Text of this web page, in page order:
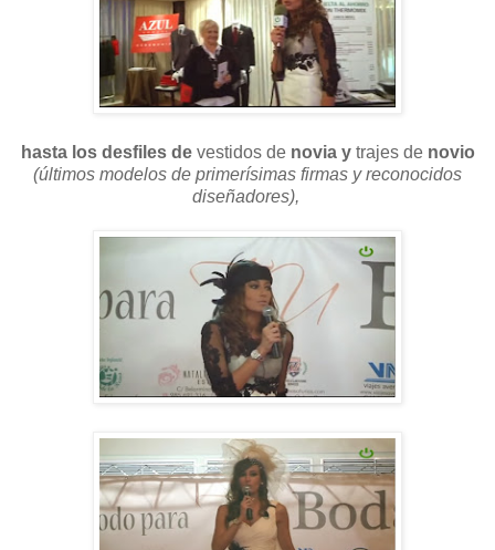
hasta los desfiles devestidos de novia ytrajes denovio
(últimos modelos de primerísimas firmas y reconocidos
diseñadores),